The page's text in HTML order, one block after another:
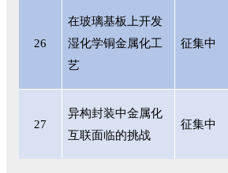
26
在玻璃基板上开发
湿化学铜金属化工
艺
征集中
27
异构封装中金属化
互联面临的挑战
征集中